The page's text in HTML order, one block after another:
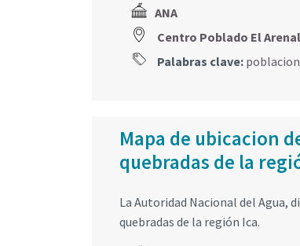
ANA
Centro Poblado El Arenal,
Palabras clave:
Mapa de ubicacion
quebradas de la
La Autoridad Nacional del Agua,
quebradas de la región Ica.